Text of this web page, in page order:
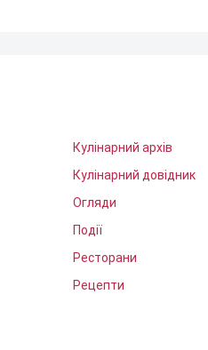
Кулінарний архів
Кулінарний довідник
Огляди
Події
Ресторани
Рецепти